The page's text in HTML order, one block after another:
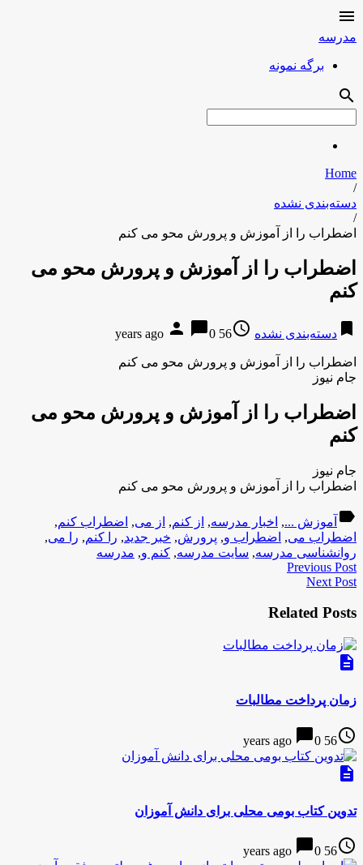

مدرسه
برگه نمونه
search
Home
/
دسته‌بندی نشده
/
اضطراب را از آموزش و پرورش محو می کنم
اضطراب را از آموزش و پرورش محو می
کنم
bookmark دسته‌بندی نشده access_time
56 years ago
person chat_bubble0
اضطراب را از آموزش و پرورش محو می کنم
جام نیوز
اضطراب را از آموزش و پرورش محو می
کنم
جام نیوز
اضطراب را از آموزش و پرورش محو می کنم
label آموزش ..., اخبار مدرسه, از کنم, از می, اضطراب کنم,
اضطراب می, اضطراب و, پرورش, خبر جدید, را کنم, را می,
روانشناسی مدرسه, سایت مدرسه, کنم و, مدرسه
Previous Post
Next Post
Related Posts
description
زمان پرداخت مطالبات
access_time
56 years ago
chat_bubble0
description
تدوین کتاب بومی محلی برای دانش آموزان
access_time
56 years ago
chat_bubble0